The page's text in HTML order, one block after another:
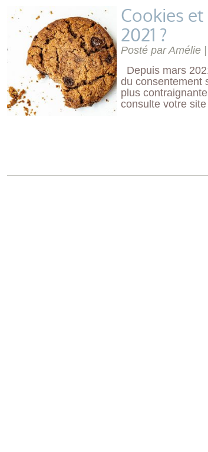
Cookies
2021 ?
Posté par Amélie |
Depuis mars
du consentement
plus
consulte votre